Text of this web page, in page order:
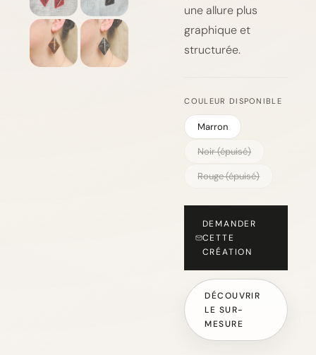
une allure plus
graphique et
structurée.
COULEUR DISPONIBLE
Marron
Noir (épuisé)
Rouge (épuisé)
DEMANDER
CETTE
CRÉATION
DÉCOUVRIR
LE SUR-
MESURE